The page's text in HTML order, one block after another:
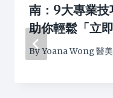
南：9大專業技
助你輕鬆「立
ByYoana Wong 醫